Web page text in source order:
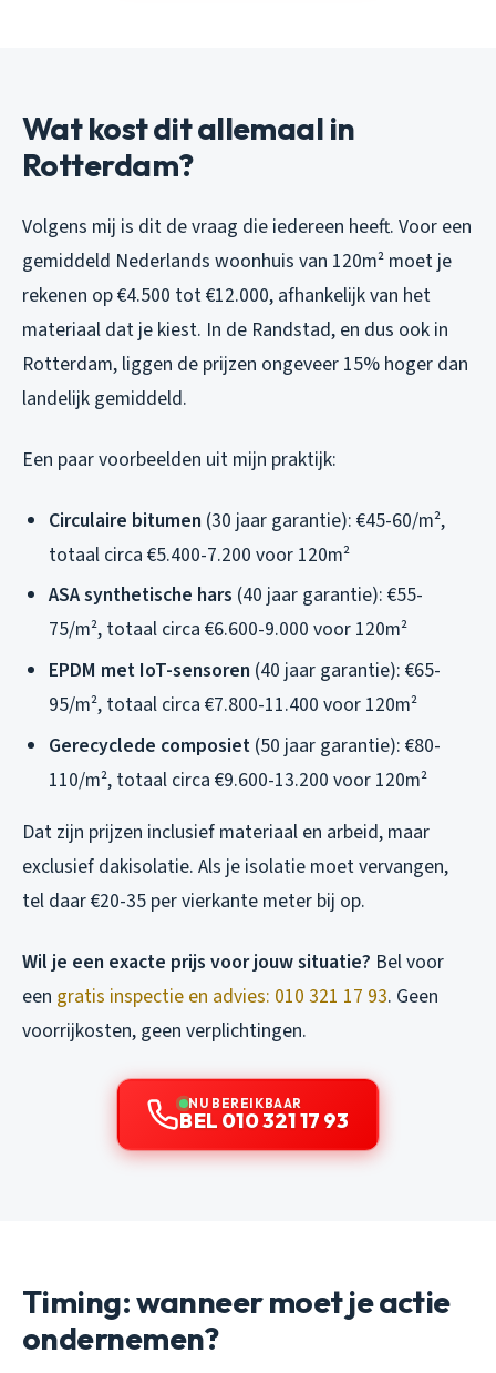
Wat kost dit allemaal in
Rotterdam?
Volgens mij is dit de vraag die iedereen heeft. Voor een
gemiddeld Nederlands woonhuis van 120m² moet je
rekenen op €4.500 tot €12.000, afhankelijk van het
materiaal dat je kiest. In de Randstad, en dus ook in
Rotterdam, liggen de prijzen ongeveer 15% hoger dan
landelijk gemiddeld.
Een paar voorbeelden uit mijn praktijk:
Circulaire bitumen (30 jaar garantie): €45-60/m²,
totaal circa €5.400-7.200 voor 120m²
ASA synthetische hars (40 jaar garantie): €55-
75/m², totaal circa €6.600-9.000 voor 120m²
EPDM met IoT-sensoren (40 jaar garantie): €65-
95/m², totaal circa €7.800-11.400 voor 120m²
Gerecyclede composiet (50 jaar garantie): €80-
110/m², totaal circa €9.600-13.200 voor 120m²
Dat zijn prijzen inclusief materiaal en arbeid, maar
exclusief dakisolatie. Als je isolatie moet vervangen,
tel daar €20-35 per vierkante meter bij op.
Wil je een exacte prijs voor jouw situatie? Bel voor
een gratis inspectie en advies: 010 321 17 93. Geen
voorrijkosten, geen verplichtingen.
NU BEREIKBAAR
BEL 010 321 17 93
Timing: wanneer moet je actie
ondernemen?